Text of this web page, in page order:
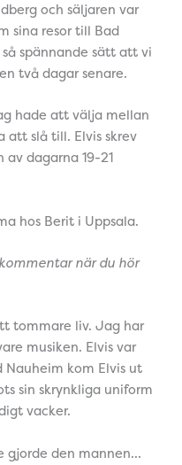
och säljaren var
sina resor till Bad
spännande sätt att vi
två dagar senare.
hade att välja mellan
att slå till. Elvis skrev
dagarna 19-21
hos Berit i Uppsala.
när du hör
tommare liv. Jag har
musiken. Elvis var
Nauheim kom Elvis ut
sin skrynkliga uniform
vacker.
gjorde den mannen…